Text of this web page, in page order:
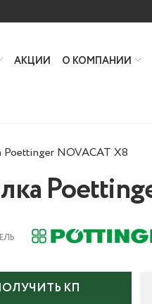
АКЦИИ
О КОМПАНИИ
Poettinger NOVACAT X8
КП